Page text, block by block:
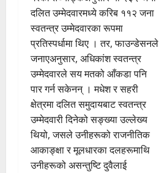
दलित उम्मेदवारमध्ये करिब ११२ जना
स्वतन्त्र उम्मेदवारका रूपमा
प्रतिस्पर्धामा थिए । तर, फाउन्डेसनले
जनाएअनुसार, अधिकांश स्वतन्त्र
उम्मेदवारले सय मतको आँकडा पनि
पार गर्न सकेनन् । मधेश र सहरी
क्षेत्रमा दलित समुदायबाट स्वतन्त्र
उम्मेदवारी दिनेको सङ्ख्या उल्लेख्य
थियो, जसले उनीहरूको राजनीतिक
आकाङ्क्षा र मूलधारका दलहरूमाथि
उनीहरूको असन्तुष्टि दुवैलाई